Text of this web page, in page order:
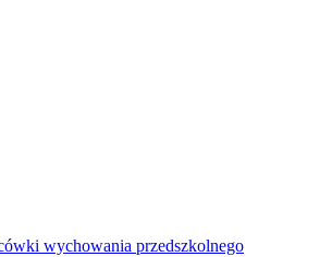
wychowania przedszkolnego